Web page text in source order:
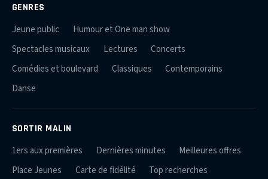
GENRES
Jeune public
Humour et One man show
Spectacles musicaux
Lectures
Concerts
Comédies et boulevard
Classiques
Contemporains
Danse
SORTIR MALIN
1ers aux premières Dernières minutes
Meilleures offres
Place Jeunes
Carte de fidélité Top recherches